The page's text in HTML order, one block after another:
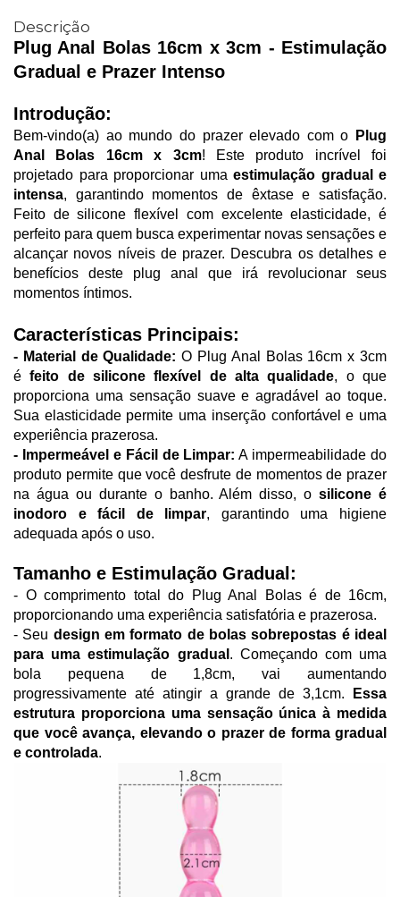
Descrição
Plug Anal Bolas 16cm x 3cm - Estimulação
Gradual e Prazer Intenso
Introdução:
Bem-vindo(a) ao mundo do prazer elevado com o
Plug
Anal Bolas 16cm x 3cm! Este produto incrível foi
projetado para proporcionar uma estimulação gradual e
intensa, garantindo momentos de êxtase e satisfação.
Feito de silicone flexível com excelente elasticidade, é
perfeito para quem busca experimentar novas sensações e
alcançar novos níveis de prazer. Descubra os detalhes e
benefícios deste plug anal que irá revolucionar seus
momentos íntimos.
Características Principais:
- Material de Qualidade: O Plug Anal Bolas 16cm x 3cm
é feito de silicone flexível de alta qualidade, o que
proporciona uma sensação suave e agradável ao toque.
Sua elasticidade permite uma inserção confortável e uma
experiência prazerosa.
- Impermeável e Fácil de Limpar: A impermeabilidade do
produto permite que você desfrute de momentos de prazer
na água ou durante o banho. Além disso, o silicone é
inodoro e fácil de limpar, garantindo uma higiene
adequada após o uso.
Tamanho e Estimulação Gradual:
- O comprimento total do Plug Anal Bolas é de 16cm,
proporcionando uma experiência satisfatória e prazerosa.
- Seu design em formato de bolas sobrepostas é ideal
para uma estimulação gradual . Começando com uma
bola pequena de 1,8cm, vai aumentando
progressivamente até atingir a grande de 3,1cm.
Essa
estrutura proporciona uma sensação única à medida
que você avança, elevando o prazer de forma gradual
e controlada.